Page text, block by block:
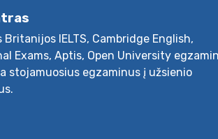
IELTS, Cambridge English,
Exams, Aptis, Open University
stojamuosius egzaminus į užsienio